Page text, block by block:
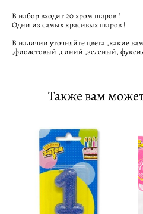
В набор входит 20 хром шаров !
Одни из самых красивых шаров !
В наличии уточняйте цвета ,какие
,фиолетовый ,синий ,зеленый,
Также вам